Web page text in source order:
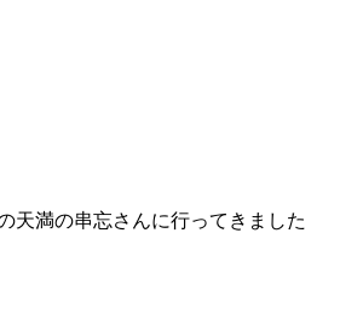
天満の串忘さんに行ってきました